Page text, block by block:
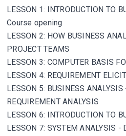
LESSON 1: INTRODUCTION TO
Course opening
LESSON 2: HOW BUSINESS
PROJECT TEAMS
LESSON 3: COMPUTER BASIS
LESSON 4: REQUIREMENT
LESSON 5: BUSINESS
REQUIREMENT ANALYSIS
LESSON 6: INTRODUCTION TO
LESSON 7: SYSTEM ANALYSIS -